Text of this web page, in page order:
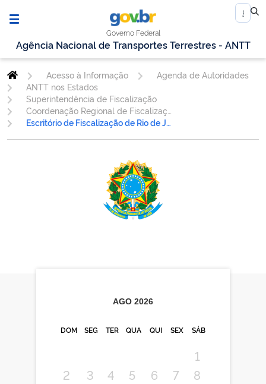
Governo Federal
Agência Nacional de Transportes Terrestres - ANTT
Acesso à Informação
Agenda de Autoridades
ANTT nos Estados
Superintendência de Fiscalização
Escritório de Fiscalização de Rio de Janeiro/RJ
AGO 2026
DOM SEG TER QUA QUI SEX SÁB
1
2
3 4 5 6 7
8